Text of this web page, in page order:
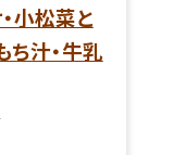
小松菜と
ち汁・牛乳